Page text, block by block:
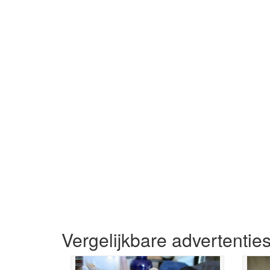
Vergelijkbare